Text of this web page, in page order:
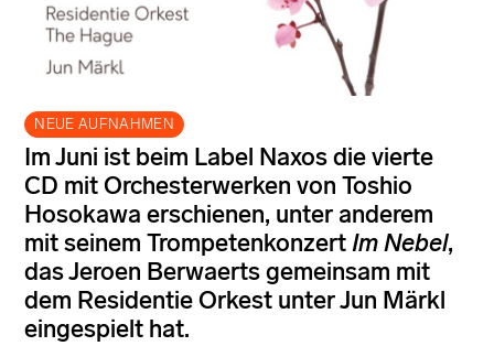
NEUE AUFNAHMEN
Im Juni ist beim Label Naxos die vierte
CD mit Orchesterwerken von Toshio
Hosokawa erschienen, unter anderem
mit seinem TrompetenkonzertIm Nebel,
das Jeroen Berwaerts gemeinsam mit
dem Residentie Orkest unter Jun Märkl
eingespielt hat.